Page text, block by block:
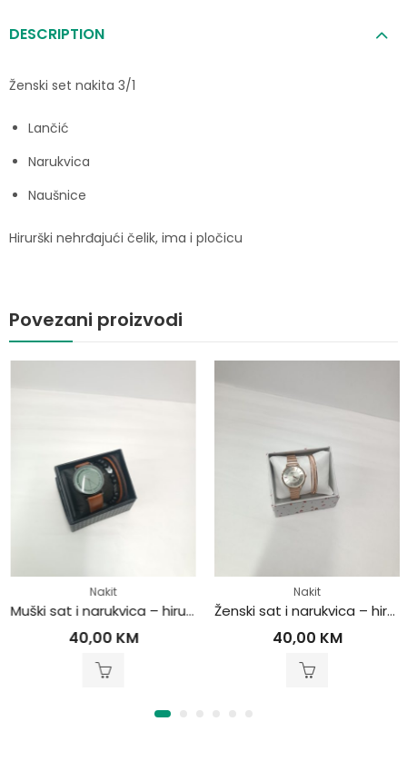
DESCRIPTION
Ženski set nakita 3/1
Lančić
Narukvica
Naušnice
Hirurški nehrđajući čelik, ima i pločicu
Povezani proizvodi
Nakit
Muški sat i narukvica – hirurški čelik
40,00 KM
Nakit
Ženski sat i narukvica – hirurški čelik
40,00 KM